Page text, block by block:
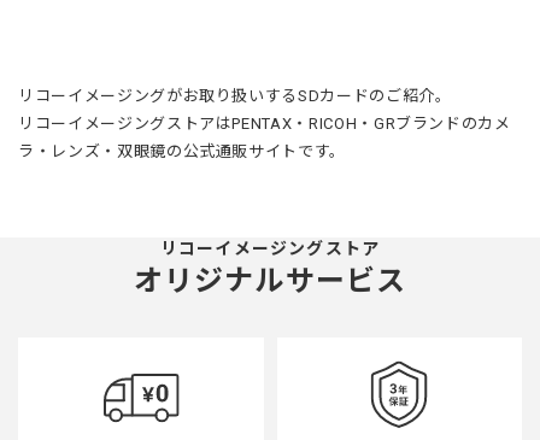
リコーイメージングがお取り扱いするSDカードのご紹介。
リコーイメージングストアはPENTAX・RICOH・GRブランドのカメ
ラ・レンズ・双眼鏡の公式通販サイトです。
リコーイメージングストア
オリジナルサービス